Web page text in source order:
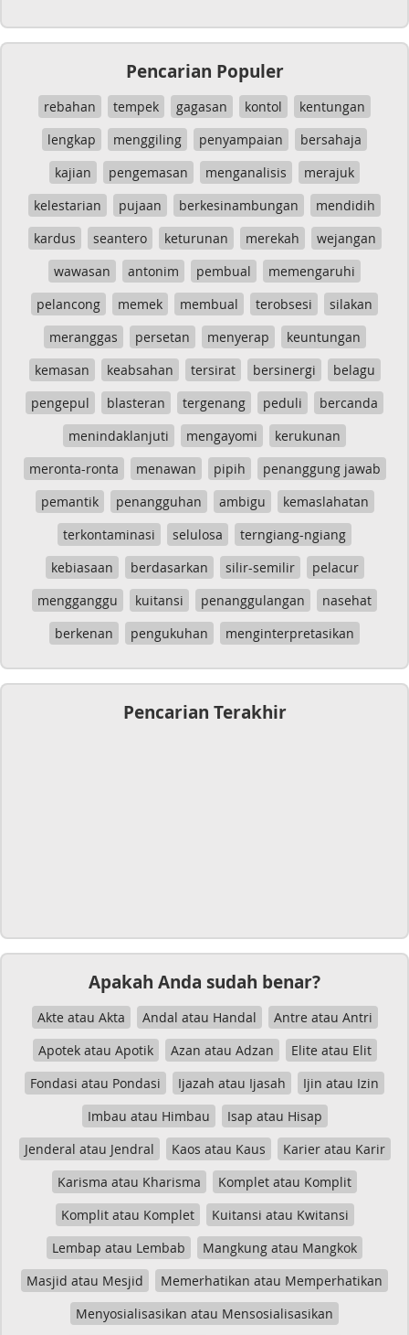
Pencarian Populer
rebahan tempek gagasan kontol
kentungan
lengkap
menggiling penyampaian
bersahaja
kajian
pengemasan menganalisis
merajuk
kelestarian
pujaan berkesinambungan
mendidih
kardus
seantero keturunan merekah
wejangan
wawasan
antonim pembual
memengaruhi
pelancong
memek membual terobsesi
silakan
meranggas
persetan menyerap
keuntungan
kemasan
keabsahan tersirat bersinergi
belagu
pengepul
blasteran tergenang peduli
bercanda
menindaklanjuti
mengayomi
kerukunan
meronta-ronta
menawan pipih
penanggung jawab
pemantik
penangguhan ambigu
kemaslahatan
terkontaminasi
selulosa
terngiang-ngiang
kebiasaan
berdasarkan silir-semilir
pelacur
mengganggu
kuitansi penanggulangan
nasehat
berkenan
pengukuhan menginterpretasikan
Pencarian Terakhir
Apakah Anda sudah benar?
Akte atau Akta Andal atau Handal
Antre atau Antri
Apotek atau Apotik
Azan atau Adzan
Elite atau Elit
Fondasi atau Pondasi
Ijazah atau Ijasah
Ijin atau Izin
Imbau atau Himbau
Isap atau Hisap
Jenderal atau Jendral
Kaos atau Kaus
Karier atau Karir
Karisma atau Kharisma
Komplet atau Komplit
Komplit atau Komplet
Kuitansi atau Kwitansi
Lembap atau Lembab
Mangkung atau Mangkok
Masjid atau Mesjid
Memerhatikan atau Memperhatikan
Menyosialisasikan atau Mensosialisasikan